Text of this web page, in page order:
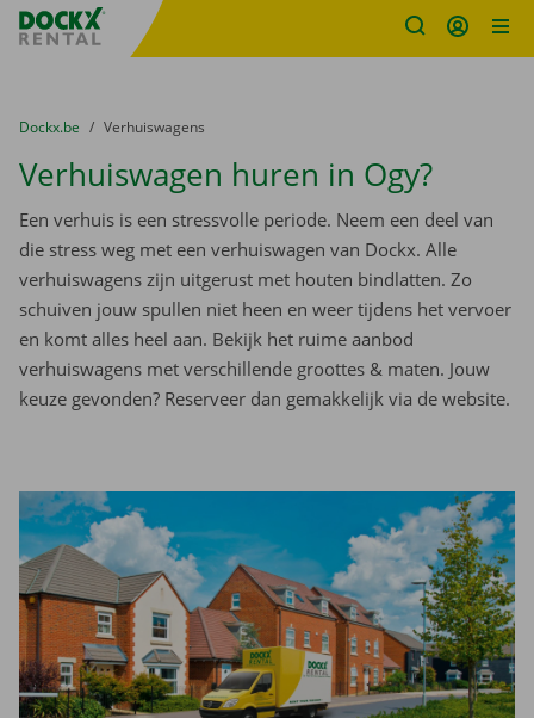
Fratello DEMO
U bevindt zich hier:
van
Dockx.be naar
Verhuiswagens
Verhuiswagen huren in Ogy?
Een verhuis is een stressvolle periode. Neem een deel van
die stress weg met een verhuiswagen van Dockx. Alle
verhuiswagens zijn uitgerust met houten bindlatten. Zo
schuiven jouw spullen niet heen en weer tijdens het vervoer
en komt alles heel aan. Bekijk het ruime aanbod
verhuiswagens met verschillende groottes & maten. Jouw
keuze gevonden? Reserveer dan gemakkelijk via de website.